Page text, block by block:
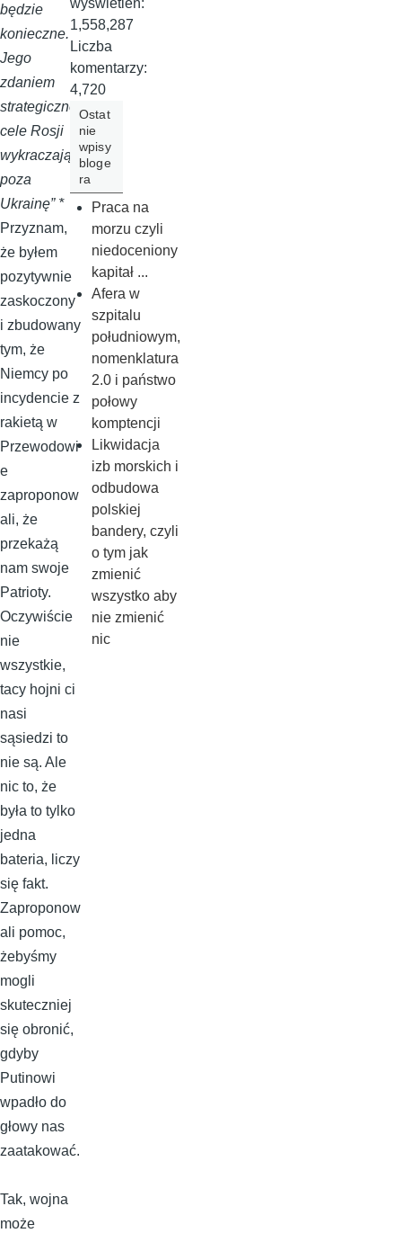
będzie
konieczne.
Jego
zdaniem
strategiczne
cele Rosji
wykraczają
poza
Ukrainę” *
Przyznam,
że byłem
pozytywnie
zaskoczony
i zbudowany
tym, że
Niemcy po
incydencie z
rakietą w
Przewodowi
e
zaproponow
ali, że
przekażą
nam swoje
Patrioty.
Oczywiście
nie
wszystkie,
tacy hojni ci
nasi
sąsiedzi to
nie są. Ale
nic to, że
była to tylko
jedna
bateria, liczy
się fakt.
Zaproponow
ali pomoc,
żebyśmy
mogli
skuteczniej
się obronić,
gdyby
Putinowi
wpadło do
głowy nas
zaatakować.
Tak, wojna
może
wyświetleń:
1,558,287
Liczba
komentarzy:
4,720
Ostat
nie
wpisy
bloge
ra
Praca na
morzu czyli
niedoceniony
kapitał ...
Afera w
szpitalu
południowym,
nomenklatura
2.0 i państwo
połowy
komptencji
Likwidacja
izb morskich i
odbudowa
polskiej
bandery, czyli
o tym jak
zmienić
wszystko aby
nie zmienić
nic